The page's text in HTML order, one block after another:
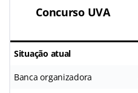
Concurso UVA
Situação atual
Banca organizadora